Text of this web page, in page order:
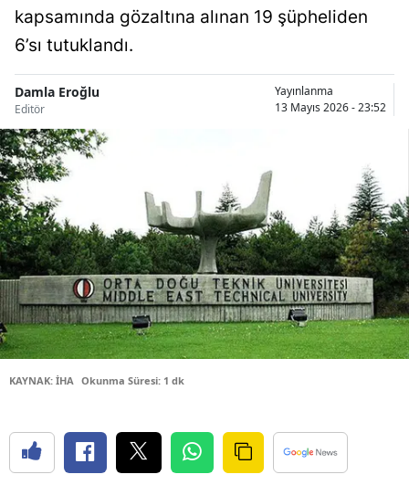
Balıkesir
Burdur
Bursa
Çanakkale
Çankırı
Çorum
Diyarbakır
Edirne
kapsamında gözaltına alınan 19 şüpheliden
6’sı tutuklandı.
Damla Eroğlu
Editör
Yayınlanma
13 Mayıs 2026 - 23:52
KAYNAK: İHA Okunma Süresi: 1 dk